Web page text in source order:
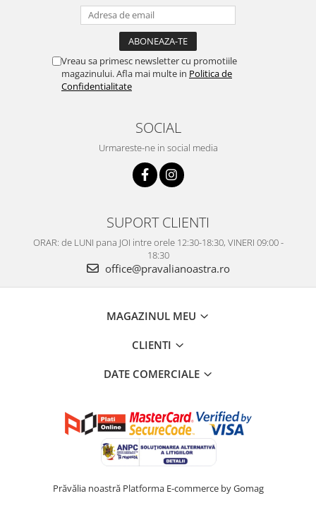
Vreau sa primesc newsletter cu promotiile
magazinului. Afla mai multe in Politica de
Confidentialitate
SOCIAL
Urmareste-ne in social media
SUPORT CLIENTI
ORAR: de LUNI pana JOI intre orele 12:30-18:30, VINERI 09:00 -
18:30
office@pravalianoastra.ro
MAGAZINUL MEU
CLIENTI
DATE COMERCIALE
Prăvălia noastră Platforma E-commerce by Gomag